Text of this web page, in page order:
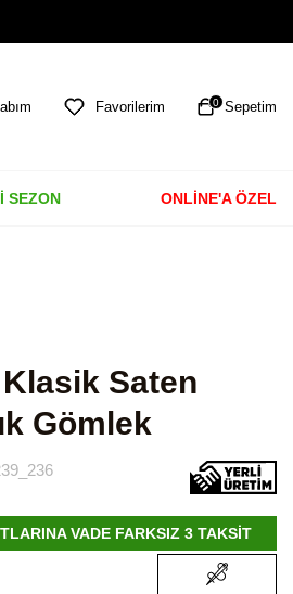
Favorilerim 0 Sepetim
SEZON ONLİNE'A ÖZEL
Saten
Gömlek
VADE FARKSIZ 3 TAKSİT